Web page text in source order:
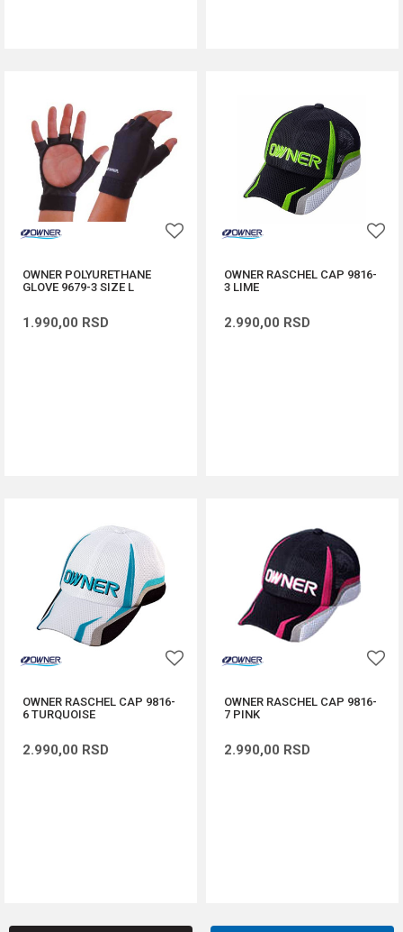
OWNER POLYURETHANE
GLOVE 9679-3 SIZE L
1.990,00 RSD
OWNER RASCHEL CAP 9816-
3 LIME
2.990,00 RSD
OWNER RASCHEL CAP 9816-
6 TURQUOISE
2.990,00 RSD
OWNER RASCHEL CAP 9816-
7 PINK
2.990,00 RSD